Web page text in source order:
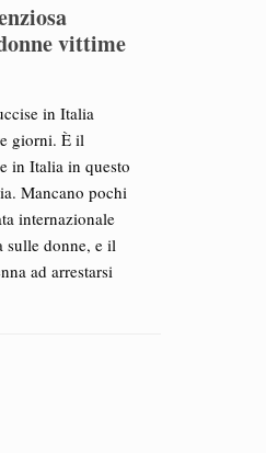
vittime
in Italia
giorni. È il
in Italia in questo
Mancano pochi
internazionale
sulle donne, e il
ad arrestarsi